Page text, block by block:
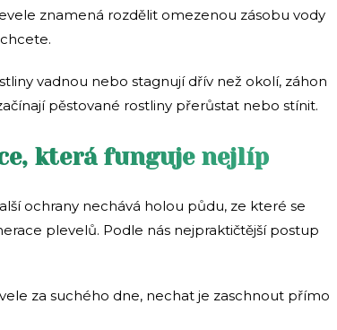
znamená rozdělit omezenou zásobu vody
vadnou nebo stagnují dřív než okolí, záhon
pěstované rostliny přerůstat nebo stínit.
která funguje nejlíp
ochrany nechává holou půdu, ze které se
plevelů. Podle nás nejpraktičtější postup
za suchého dne, nechat je zaschnout přímo